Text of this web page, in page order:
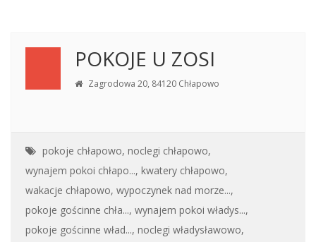
POKOJE U ZOSI
Zagrodowa 20, 84120 Chłapowo
pokoje chłapowo, noclegi chłapowo,
wynajem pokoi chłapo..., kwatery chłapowo,
wakacje chłapowo, wypoczynek nad morze...,
pokoje gościnne chła..., wynajem pokoi władys...,
pokoje gościnne wład..., noclegi władysławowo,